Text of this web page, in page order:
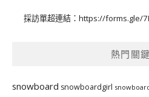
採訪單超連結： https://forms.gle/
熱門關
snowboard snowboardgirl